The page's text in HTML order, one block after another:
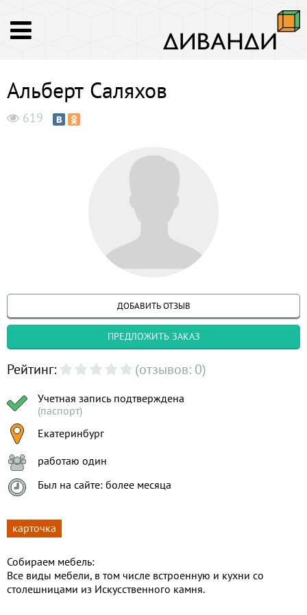
Альберт Саляхов
619
ДОБАВИТЬ ОТЗЫВ
ПРЕДЛОЖИТЬ ЗАКАЗ
Рейтинг: (отзывов: 0)
Учетная запись подтверждена
(паспорт)
Екатеринбург
работаю один
Был на сайте: более месяца
карточка
Собираем мебель:
Все виды мебели, в том числе встроенную и кухни со
столешницами из Искусственного камня.